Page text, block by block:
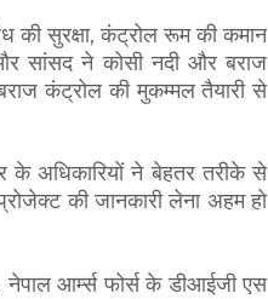
की सुरक्षा,कंट्रोल रूम की कमान
सांसद ने कोसी नदी और बराज
कंट्रोल की मुकम्मल तैयारी से
के अधिकारियों ने बेहतर तरीके से
की जानकारी लेना अहम हो
नेपाल आर्म्स फोर्स के डीआईजी एस